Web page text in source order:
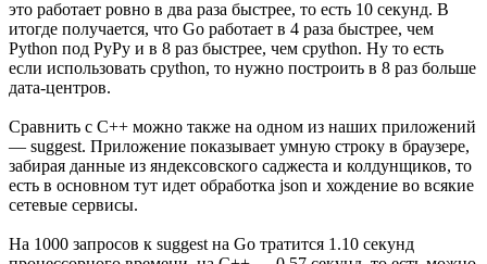
это работает ровно в два раза быстрее, то есть 10 секунд. В
итогде получается, что Go работает в 4 раза быстрее, чем
Python под PyPy и в 8 раз быстрее, чем cpython. Ну то есть
если использовать cpython, то нужно построить в 8 раз больше
дата-центров.
Сравнить с C++ можно также на одном из наших приложений
— suggest. Приложение показывает умную строку в браузере,
забирая данные из яндексовского саджеста и колдунщиков, то
есть в основном тут идет обработка json и хождение во всякие
сетевые сервисы.
На 1000 запросов к suggest на Go тратится 1.10 секунд